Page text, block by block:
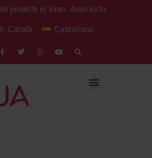
projècte ei Aran. Aran ès tu
Català Castellano